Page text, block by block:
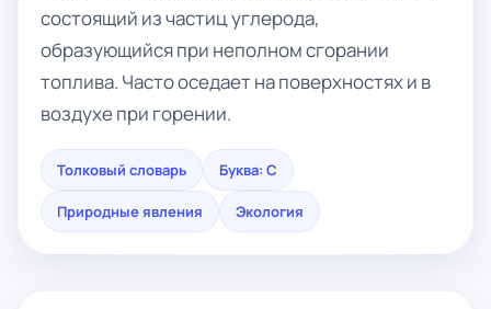
состоящий из частиц углерода,
образующийся при неполном сгорании
топлива. Часто оседает на поверхностях и в
воздухе при горении.
Толковый словарь Буква: С
Природные явления Экология